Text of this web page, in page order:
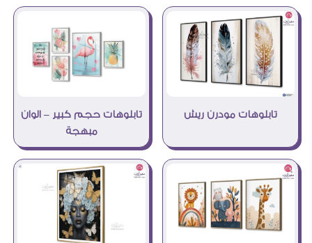
تابلوهات مودرن ريش
تابلوهات حجم كبير – الوان
مبهجة